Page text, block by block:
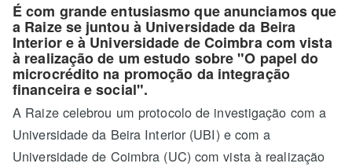
É com grande entusiasmo que anunciamos que
a Raize se juntou à Universidade da Beira
Interior e à Universidade de Coimbra com vista
à realização de um estudo sobre "O papel do
microcrédito na promoção da integração
financeira e social".
A Raize celebrou um protocolo de investigação com a
Universidade da Beira Interior (UBI) e com a
Universidade de Coimbra (UC) com vista à realização